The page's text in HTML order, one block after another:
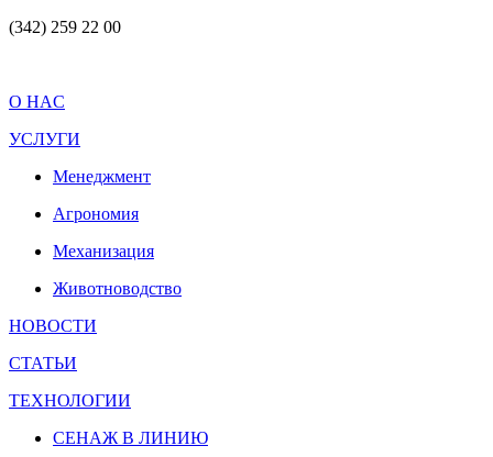
(342) 259 22 00
O HAC
УСЛУГИ
Менеджмент
Агрономия
Механизация
Животноводство
НОВОСТИ
СТАТЬИ
ТЕХНОЛОГИИ
СЕНАЖ В ЛИНИЮ